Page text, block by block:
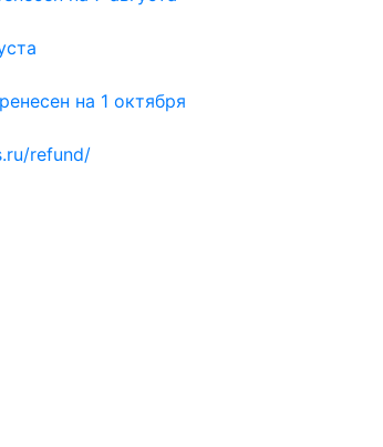
на 1 октября
refund/